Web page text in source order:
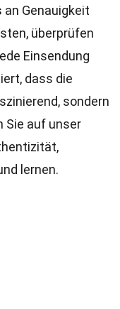
an Genauigkeit
überprüfen
Einsendung
dass die
sondern
Sie auf unser
lernen.